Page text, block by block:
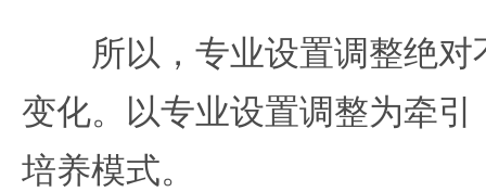
所以，专业设置调整绝对
变化。以专业设置调整为牵
培养模式。